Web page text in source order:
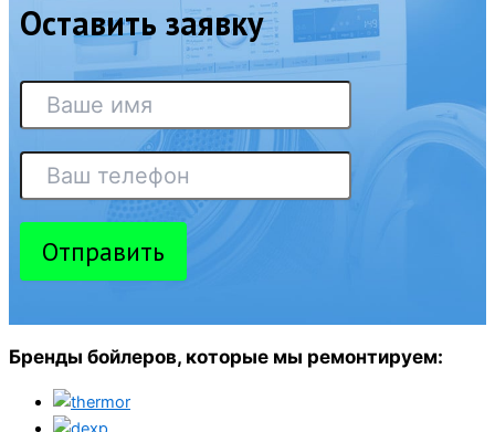
Оставить заявку
Отправить
Бренды бойлеров, которые мы ремонтируем: